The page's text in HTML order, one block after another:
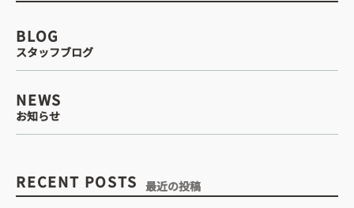
BLOG
スタッフブログ
NEWS
お知らせ
RECENT POSTS 最近の投稿